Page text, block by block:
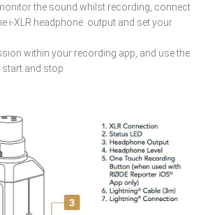
the sound whilst recording, connect
i-XLR headphone output and set your
within your recording app, and use the
start and stop